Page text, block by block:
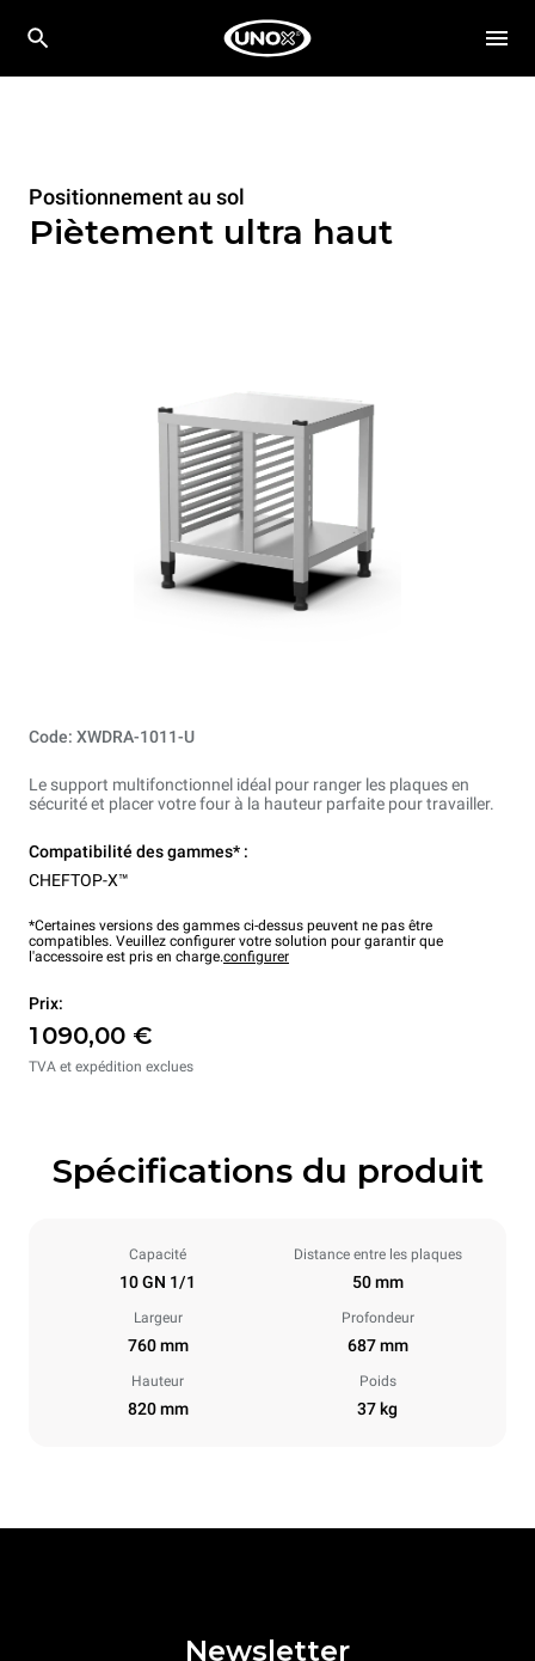
Positionnement au sol
Piètement ultra haut
Code: XWDRA-1011-U
Le support multifonctionnel idéal pour ranger les plaques en
sécurité et placer votre four à la hauteur parfaite pour travailler.
Compatibilité des gammes* :
CHEFTOP-X™
*Certaines versions des gammes ci-dessus peuvent ne pas être
compatibles. Veuillez configurer votre solution pour garantir que
l'accessoire est pris en charge.configurer
Prix:
1 090,00 €
TVA et expédition exclues
Spécifications du produit
Capacité
10 GN 1/1
Distance entre les plaques
50 mm
Largeur
760 mm
Profondeur
687 mm
Hauteur
820 mm
Poids
37 kg
Newsletter